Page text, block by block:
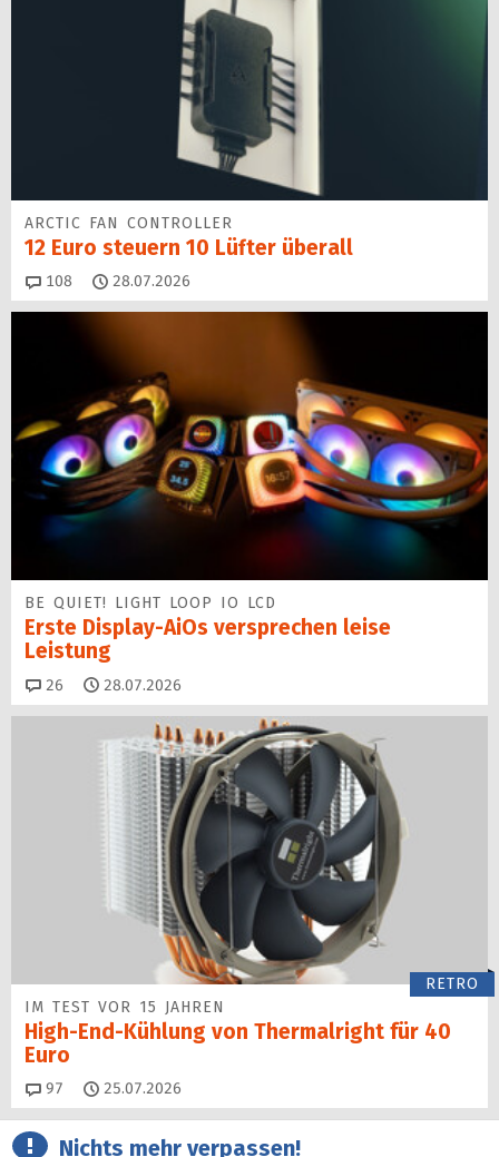
ARCTIC FAN CONTROLLER
12 Euro steuern 10 Lüfter überall
108 Kommentare
28.07.2026
BE QUIET! LIGHT LOOP IO LCD
Erste Display-AiOs versprechen leise
Leistung
26 Kommentare
28.07.2026
RETRO
IM TEST VOR 15 JAHREN
High-End-Kühlung von Thermalright für 40
Euro
97 Kommentare
25.07.2026
Nichts mehr verpassen!